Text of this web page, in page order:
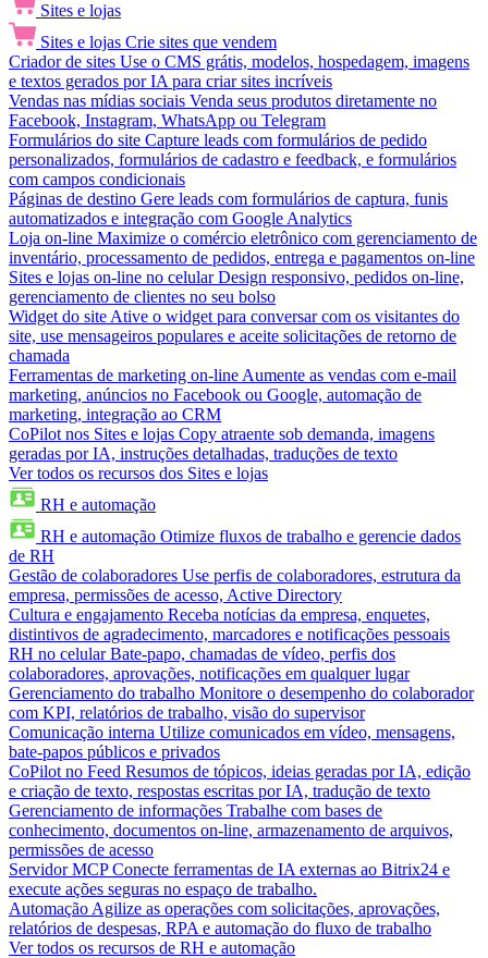
Sites e lojas
Sites e lojas Crie sites que vendem
Criador de sites Use o CMS grátis, modelos, hospedagem, imagens
e textos gerados por IA para criar sites incríveis
Vendas nas mídias sociais Venda seus produtos diretamente no
Facebook, Instagram, WhatsApp ou Telegram
Formulários do site Capture leads com formulários de pedido
personalizados, formulários de cadastro e feedback, e formulários
com campos condicionais
Páginas de destino Gere leads com formulários de captura, funis
automatizados e integração com Google Analytics
Loja on-line Maximize o comércio eletrônico com gerenciamento de
inventário, processamento de pedidos, entrega e pagamentos on-line
Sites e lojas on-line no celular Design responsivo, pedidos on-line,
gerenciamento de clientes no seu bolso
Widget do site Ative o widget para conversar com os visitantes do
site, use mensageiros populares e aceite solicitações de retorno de
chamada
Ferramentas de marketing on-line Aumente as vendas com e-mail
marketing, anúncios no Facebook ou Google, automação de
marketing, integração ao CRM
CoPilot nos Sites e lojas Copy atraente sob demanda, imagens
geradas por IA, instruções detalhadas, traduções de texto
Ver todos os recursos dos Sites e lojas
RH e automação
RH e automação Otimize fluxos de trabalho e gerencie dados
de RH
Gestão de colaboradores Use perfis de colaboradores, estrutura da
empresa, permissões de acesso, Active Directory
Cultura e engajamento Receba notícias da empresa, enquetes,
distintivos de agradecimento, marcadores e notificações pessoais
RH no celular Bate-papo, chamadas de vídeo, perfis dos
colaboradores, aprovações, notificações em qualquer lugar
Gerenciamento do trabalho Monitore o desempenho do colaborador
com KPI, relatórios de trabalho, visão do supervisor
Comunicação interna Utilize comunicados em vídeo, mensagens,
bate-papos públicos e privados
CoPilot no Feed Resumos de tópicos, ideias geradas por IA, edição
e criação de texto, respostas escritas por IA, tradução de texto
Gerenciamento de informações Trabalhe com bases de
conhecimento, documentos on-line, armazenamento de arquivos,
permissões de acesso
Servidor MCP Conecte ferramentas de IA externas ao Bitrix24 e
execute ações seguras no espaço de trabalho.
Automação Agilize as operações com solicitações, aprovações,
relatórios de despesas, RPA e automação do fluxo de trabalho
Ver todos os recursos de RH e automação